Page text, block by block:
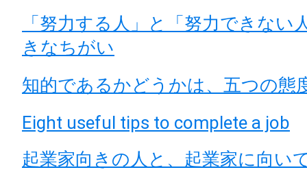
「努力する人」と「努力できない
きなちがい
知的であるかどうかは、五つの態
Eight useful tips to complete a job
起業家向きの人と、起業家に向い